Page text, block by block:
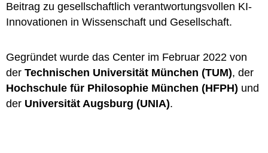
Beitrag zu gesellschaftlich verantwortungsvollen KI-
Innovationen in Wissenschaft und Gesellschaft.
Gegründet wurde das Center im Februar 2022 von
der Technischen Universität München (TUM), der
Hochschule für Philosophie München (HFPH) und
der Universität Augsburg (UNIA).